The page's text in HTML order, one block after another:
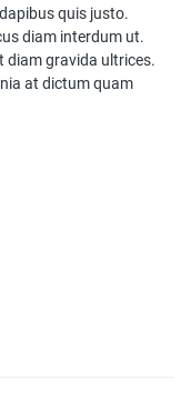
quis justo.
diam interdum ut.
diam gravida ultrices.
at dictum quam